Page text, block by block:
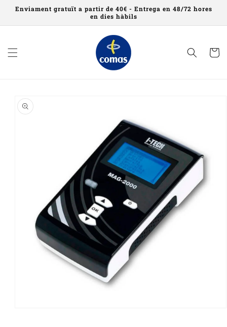
Saltar al
Enviament gratuït a partir de 40€ - Entrega en 48/72 hores
en dies hàbils
Cistell
informació
del